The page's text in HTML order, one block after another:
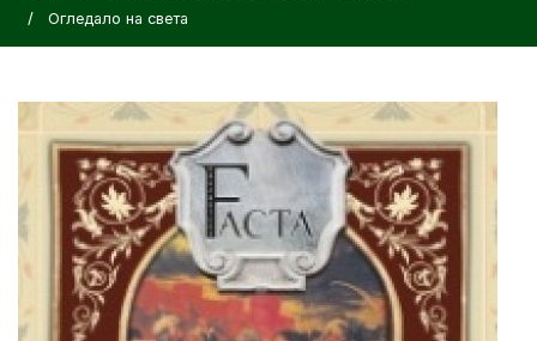
Огледало на света